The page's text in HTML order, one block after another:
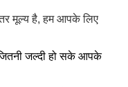
मूल्य है, हम आपके लिए
जल्दी हो सके आपके